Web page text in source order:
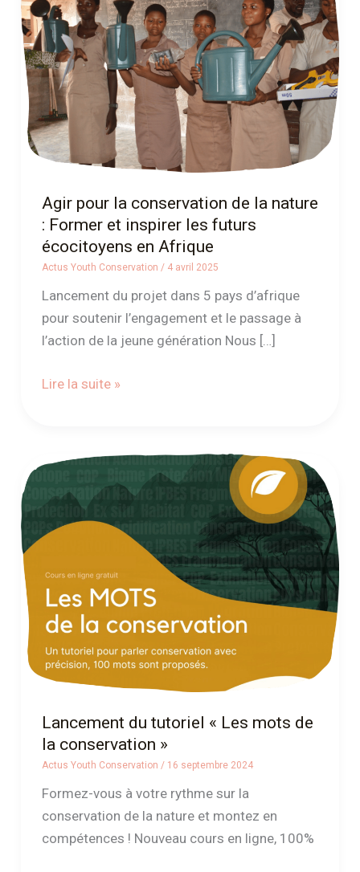
Agir pour la conservation de la nature
: Former et inspirer les futurs
écocitoyens en Afrique
Actus Youth Conservation / 4 avril 2025
Lancement du projet dans 5 pays d’afrique
pour soutenir l’engagement et le passage à
l’action de la jeune génération Nous […]
conservation
de
la
nature
Former
et
inspirer
futurs
écocitoyens
en
Lire la suite »
Lancement du tutoriel « Les mots de
la conservation »
Actus Youth Conservation / 16 septembre 2024
Formez-vous à votre rythme sur la
conservation de la nature et montez en
compétences ! Nouveau cours en ligne, 100%
Lancement
tutoriel
« Les
de
conservation »